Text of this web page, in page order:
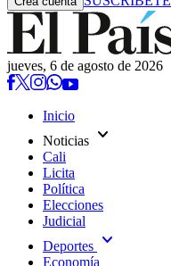
jueves, 6 de agosto de 2026
Inicio
Noticias expand_more
Cali
Licita
Política
Elecciones
Judicial
Deportes expand_more
Economía